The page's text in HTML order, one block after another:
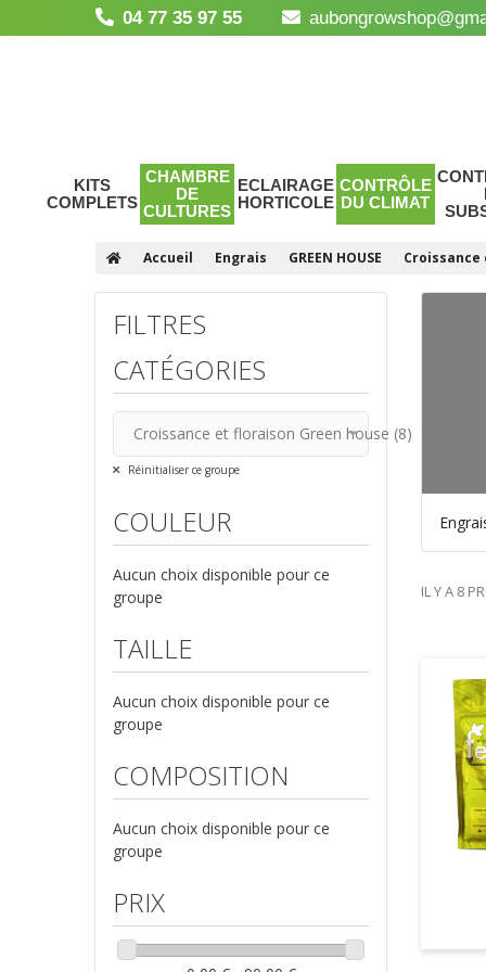
04 77 35 97 55
KITS
COMPLETS
CHAMBRE
DE
CULTURES
ECLAIRAGE
HORTICOLE
CONTRÔLE
DU CLIMAT
Accueil Engrais GREEN HOUSE
FILTRES
CATÉGORIES
Croissance et floraison Green house (8)
Tous
GREEN HOUSE (8)
Pack engrais (2)
Accueil (8)
Kits complets (2)
Réinitialiser ce groupe
COULEUR
Aucun choix disponible pour ce
groupe
TAILLE
Aucun choix disponible pour ce
groupe
COMPOSITION
Aucun choix disponible pour ce
groupe
PRIX
IL Y A 8